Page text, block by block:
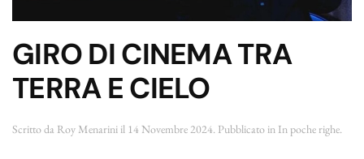
GIRO DI CINEMA TRA
TERRA E CIELO
Scritto da Roy Menarini il 14 Novembre 2024. Pubblicato in In poche righe.